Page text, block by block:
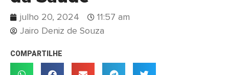
julho 20, 2024
11:57 am
Jairo Deniz de Souza
COMPARTILHE